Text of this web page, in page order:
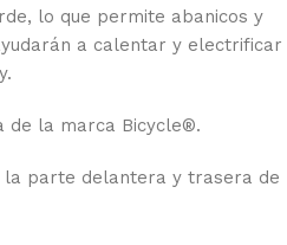
lo que permite abanicos y
a calentar y electrificar
de la marca Bicycle®.
la parte delantera y trasera de